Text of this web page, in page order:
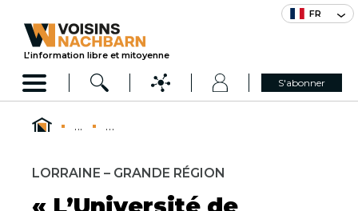
FR
L’information libre et mitoyenne
S'abonner
... ...
LORRAINE – GRANDE RÉGION